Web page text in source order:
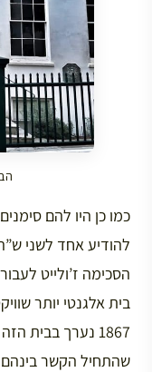
כמו כן היו להם
שהתחיל הקשר בינהם